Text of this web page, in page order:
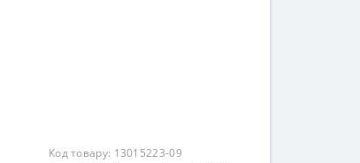
Код товару: 13015223-09